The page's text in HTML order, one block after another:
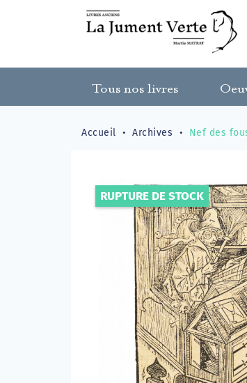
Tous nos livres
Accueil Archives Nef des
RUPTURE DE STOCK